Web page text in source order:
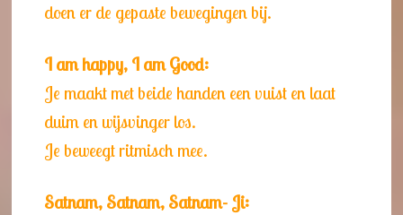
doen er de gepaste bewegingen bij.
I am happy, I am Good:
Je maakt met beide handen een vuist en laat
duim en wijsvinger los.
Je beweegt ritmisch mee.
Satnam, Satnam, Satnam- Ji: